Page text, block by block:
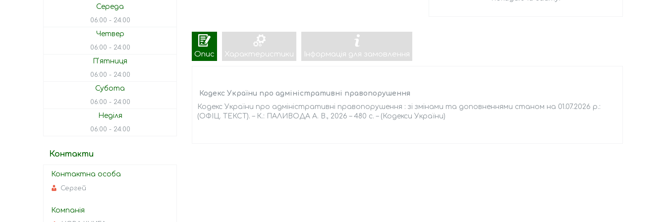
Опис Характеристики Інформація для замовлення
Кодекс України про адміністративні правопорушення
Кодекс України про адміністративні правопорушення : зі змінами та доповненнями станом на 01.07.2026 р.:
(ОФІЦ. ТЕКСТ). – К.: ПАЛИВОДА А. В., 2026 – 480 с. – (Кодекси України)
Середа
06:00 24:00
Четвер
06:00 24:00
Пʼятниця
06:00 24:00
Субота
06:00 24:00
Неділя
06:00 24:00
Контакти
Сергей